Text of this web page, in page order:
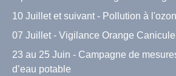
10 Juillet et suivant - Pollution à
07 Juillet - Vigilance Orange
23 au 25 Juin - Campagne de
d’eau potable